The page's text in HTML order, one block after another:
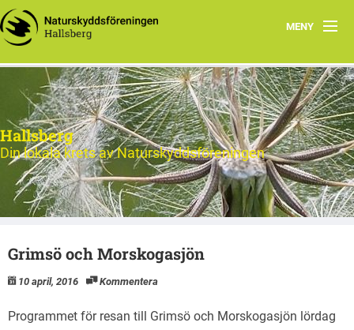
MENY
Hem
Nytt och Aktuellt
Verksamheten
Aktiviteter 2026
Natur
Hallsberg
Din lokala krets av Naturskyddsföreningen
Grimsö och Morskogasjön
10 april, 2016 Kommentera
Programmet för resan till Grimsö och Morskogasjön lördag